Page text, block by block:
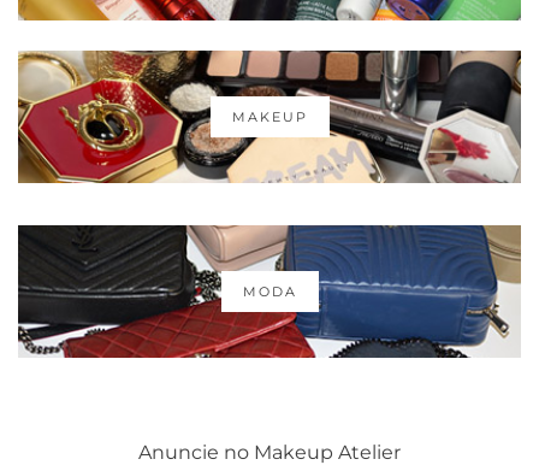
MAKEUP
MODA
Anuncie no Makeup Atelier